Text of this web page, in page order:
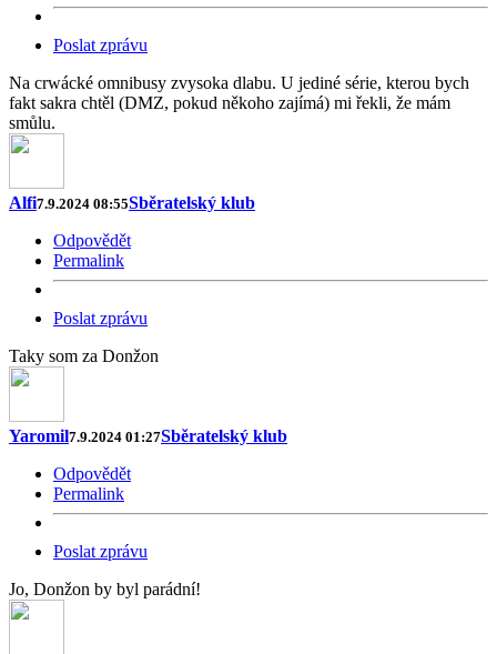
Poslat zprávu
Na crwácké omnibusy zvysoka dlabu. U jediné série, kterou bych
fakt sakra chtěl (DMZ, pokud někoho zajímá) mi řekli, že mám
smůlu.
Alfi7.9.2024 08:55Sběratelský klub
Odpovědět
Permalink
Poslat zprávu
Taky som za Donžon
Yaromil7.9.2024 01:27Sběratelský klub
Odpovědět
Permalink
Poslat zprávu
Jo, Donžon by byl parádní!